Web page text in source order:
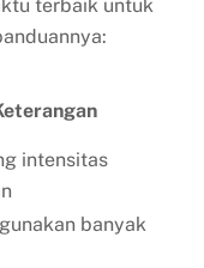
terbaik untuk
intensitas
banyak